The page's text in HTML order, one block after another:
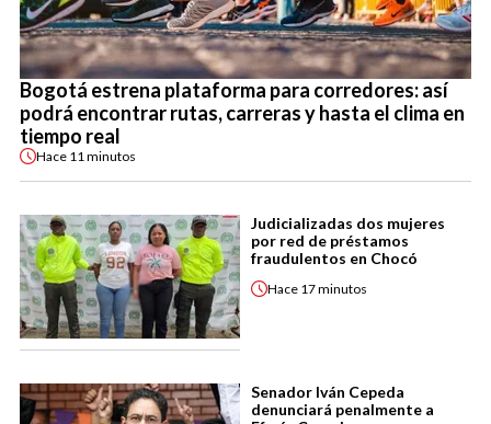
Bogotá estrena plataforma para corredores: así
podrá encontrar rutas, carreras y hasta el clima en
tiempo real
Hace 11 minutos
Judicializadas dos mujeres
por red de préstamos
fraudulentos en Chocó
Hace 17 minutos
Senador Iván Cepeda
denunciará penalmente a